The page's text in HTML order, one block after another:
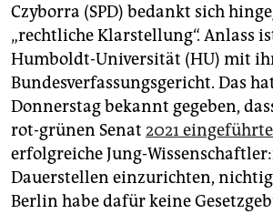
Czyborra (SPD) bedankt sich
„rechtliche Klarstellung“. Anlass
Humboldt-Universität (HU) mit
Bundesverfassungsgericht. Das
Donnerstag bekannt gegeben,
rot-grünen Senat 2021
erfolgreiche Jung-
Dauerstellen einzurichten, nichtig
Berlin habe dafür keine